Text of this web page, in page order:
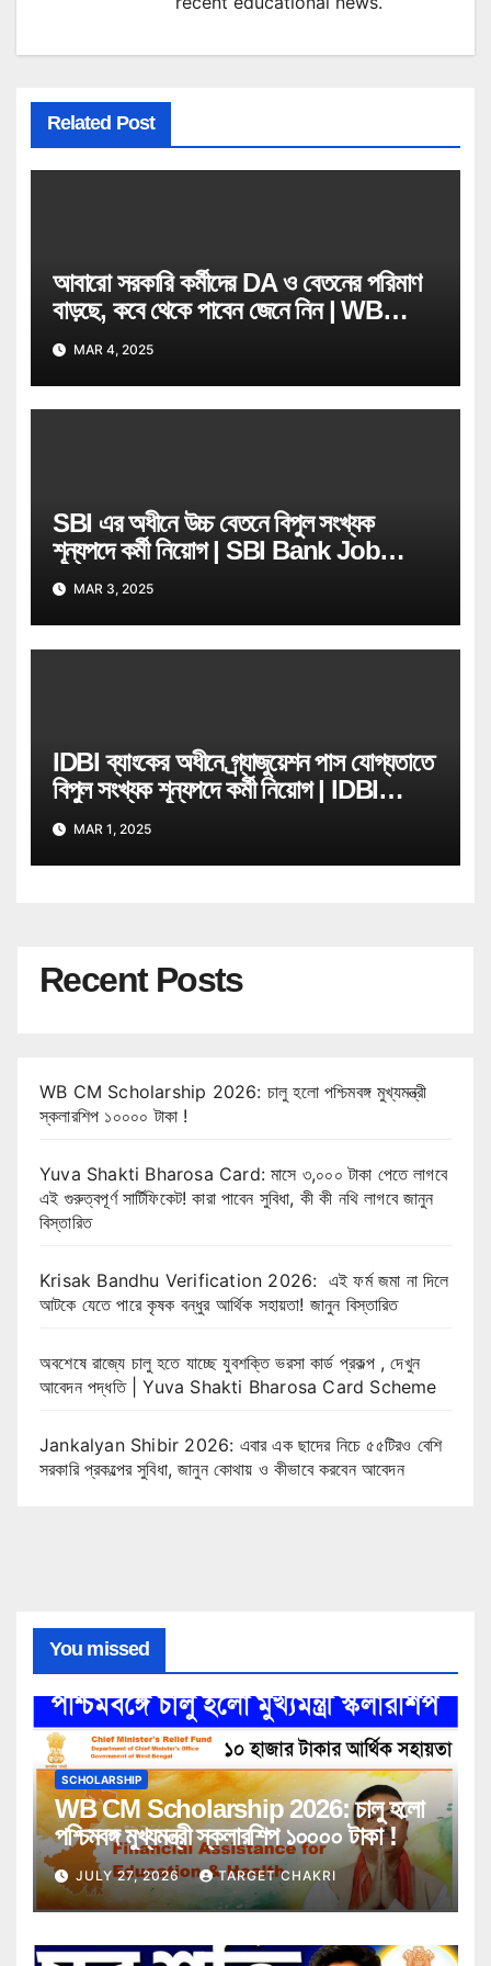
Related Post
আবারো সরকারি কর্মীদের DA ও বেতনের পরিমাণ
বাড়ছে, কবে থেকে পাবেন জেনে নিন | WB
Govt Job Employee
MAR 4, 2025
SBI এর অধীনে উচ্চ বেতনে বিপুল সংখ্যক
শূন্যপদে কর্মী নিয়োগ | SBI Bank Job
Recruitment
MAR 3, 2025
IDBI ব্যাংকের অধীনে গ্ৰ্যাজুয়েশন পাস যোগ্যতাতে
বিপুল সংখ্যক শূন্যপদে কর্মী নিয়োগ | IDBI
Bank Job Recruitment
MAR 1, 2025
Recent Posts
WB CM Scholarship 2026: চালু হলো পশ্চিমবঙ্গ মুখ্যমন্ত্রী
স্কলারশিপ ১০০০০ টাকা !
Yuva Shakti Bharosa Card: মাসে ৩,০০০ টাকা পেতে লাগবে
এই গুরুত্বপূর্ণ সার্টিফিকেট! কারা পাবেন সুবিধা, কী কী নথি লাগবে জানুন
বিস্তারিত
Krisak Bandhu Verification 2026: এই ফর্ম জমা না দিলে
আটকে যেতে পারে কৃষক বন্ধুর আর্থিক সহায়তা! জানুন বিস্তারিত
অবশেষে রাজ্যে চালু হতে যাচ্ছে যুবশক্তি ভরসা কার্ড প্রকল্প , দেখুন
আবেদন পদ্ধতি | Yuva Shakti Bharosa Card Scheme
Jankalyan Shibir 2026: এবার এক ছাদের নিচে ৫৫টিরও বেশি
সরকারি প্রকল্পের সুবিধা, জানুন কোথায় ও কীভাবে করবেন আবেদন
You missed
SCHOLARSHIP
WB CM Scholarship 2026: চালু হলো
পশ্চিমবঙ্গ মুখ্যমন্ত্রী স্কলারশিপ ১০০০০ টাকা !
JULY 27, 2026 TARGET CHAKRI